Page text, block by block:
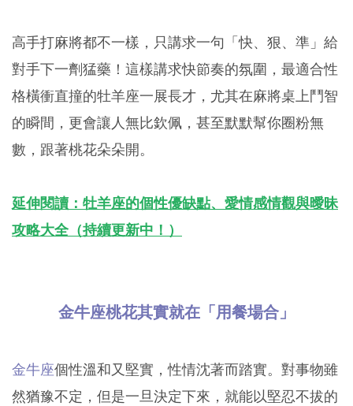
高手打麻將都不一樣，只講求一句「快、狠、準」給
對手下一劑猛藥！這樣講求快節奏的氛圍，最適合性
格橫衝直撞的牡羊座一展長才，尤其在麻將桌上鬥智
的瞬間，更會讓人無比欽佩，甚至默默幫你圈粉無
數，跟著桃花朵朵開。
延伸閱讀：牡羊座的個性優缺點、愛情感情觀與曖昧
攻略大全（持續更新中！）
金牛座桃花其實就在「用餐場合」
金牛座個性溫和又堅實，性情沈著而踏實。對事物雖
然猶豫不定，但是一旦決定下來，就能以堅忍不拔的